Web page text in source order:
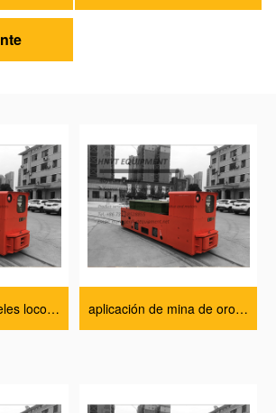
aplicación en túneles locomotora lista de precios aplicación de mina de oro locomotora fabricantes